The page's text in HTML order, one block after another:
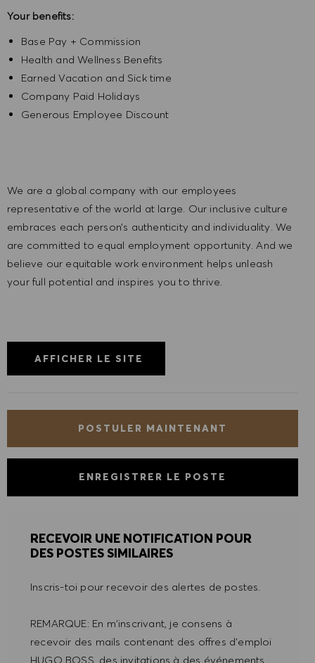
Your benefits:
Base Pay + Commission
Health and Wellness Benefits
Earned Vacation and Sick time
Company Paid Holidays
Generous Employee Discount
We are a global company with our employees
representative of the world at large. Our inclusive culture
embraces each person’s authenticity and individuality. We
are committed to equal employment opportunity. And we
believe our equitable work environment helps unleash
your full potential and inspires you to thrive.
AFFICHER LE SITE
POSTULER MAINTENANT
ENREGISTRER LE POSTE
RECEVOIR UNE NOTIFICATION POUR
DES POSTES SIMILAIRES
Inscris-toi pour recevoir des alertes de postes.
REMARQUE: En m'inscrivant, je consens à
recevoir des mails contenant des offres d'emploi
HUGO BOSS, des invitations à des événements